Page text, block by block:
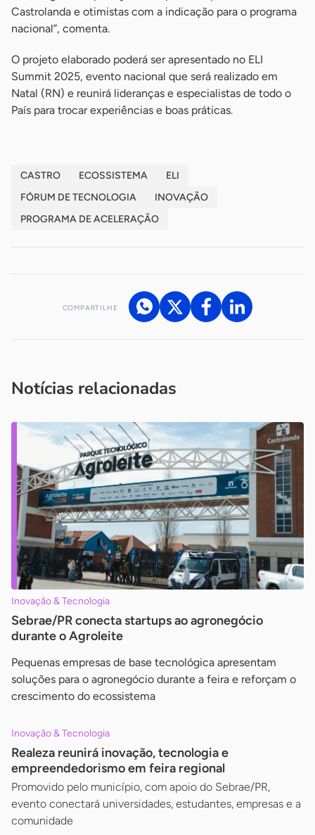
Castrolanda e otimistas com a indicação para o programa
nacional”, comenta.
O projeto elaborado poderá ser apresentado no ELI
Summit 2025, evento nacional que será realizado em
Natal (RN) e reunirá lideranças e especialistas de todo o
País para trocar experiências e boas práticas.
CASTRO ECOSSISTEMA
ELI
FÓRUM DE TECNOLOGIA
INOVAÇÃO
PROGRAMA DE ACELERAÇÃO
COMPARTILHE
Notícias relacionadas
Inovação & Tecnologia
Sebrae/PR conecta startups ao agronegócio
durante o Agroleite
Pequenas empresas de base tecnológica apresentam
soluções para o agronegócio durante a feira e reforçam o
crescimento do ecossistema
Inovação & Tecnologia
Realeza reunirá inovação, tecnologia e
empreendedorismo em feira regional
Promovido pelo município, com apoio do Sebrae/PR,
evento conectará universidades, estudantes, empresas e a
comunidade